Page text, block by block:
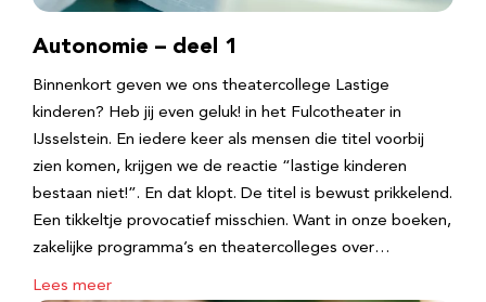
Autonomie – deel 1
Binnenkort geven we ons theatercollege Lastige
kinderen? Heb jij even geluk! in het Fulcotheater in
IJsselstein. En iedere keer als mensen die titel voorbij
zien komen, krijgen we de reactie “lastige kinderen
bestaan niet!”. En dat klopt. De titel is bewust prikkelend.
Een tikkeltje provocatief misschien. Want in onze boeken,
zakelijke programma’s en theatercolleges over…
Lees meer